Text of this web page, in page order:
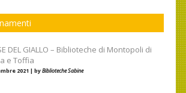
DEL GIALLO – Biblioteche di Montopoli di
e Toffia
2021 | byBiblioteche Sabine